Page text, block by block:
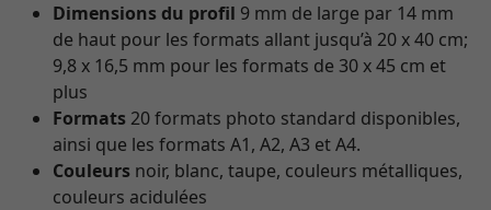
Dimensions du profil 9 mm de large par 14 mm
de haut pour les formats allant jusqu’à 20 x 40 cm;
9,8 x 16,5 mm pour les formats de 30 x 45 cm et
plus
Formats 20 formats photo standard disponibles,
ainsi que les formats A1, A2, A3 et A4.
Couleurs noir, blanc, taupe, couleurs métalliques,
couleurs acidulées